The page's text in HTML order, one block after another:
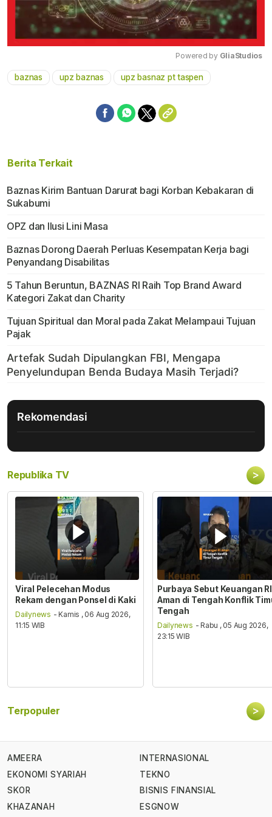
Powered by GliaStudios
baznas upz baznas upz basnaz pt taspen
Berita Terkait
Baznas Kirim Bantuan Darurat bagi Korban Kebakaran di
Sukabumi
OPZ dan Ilusi Lini Masa
Baznas Dorong Daerah Perluas Kesempatan Kerja bagi
Penyandang Disabilitas
5 Tahun Beruntun, BAZNAS RI Raih Top Brand Award
Kategori Zakat dan Charity
Tujuan Spiritual dan Moral pada Zakat Melampaui Tujuan
Pajak
Rekomendasi
Republika TV >
Viral Pelecehan Modus
Rekam dengan Ponsel di Kaki
Dailynews - Kamis , 06 Aug 2026,
11:15 WIB
Purbaya Sebut Keuangan RI
Aman di Tengah Konflik
Tengah
Dailynews - Rabu , 05 Aug 2026,
23:15 WIB
Terpopuler >
AMEERA
EKONOMI SYARIAH
SKOR
KHAZANAH
INTERNASIONAL
TEKNO
BISNIS FINANSIAL
ESGNOW